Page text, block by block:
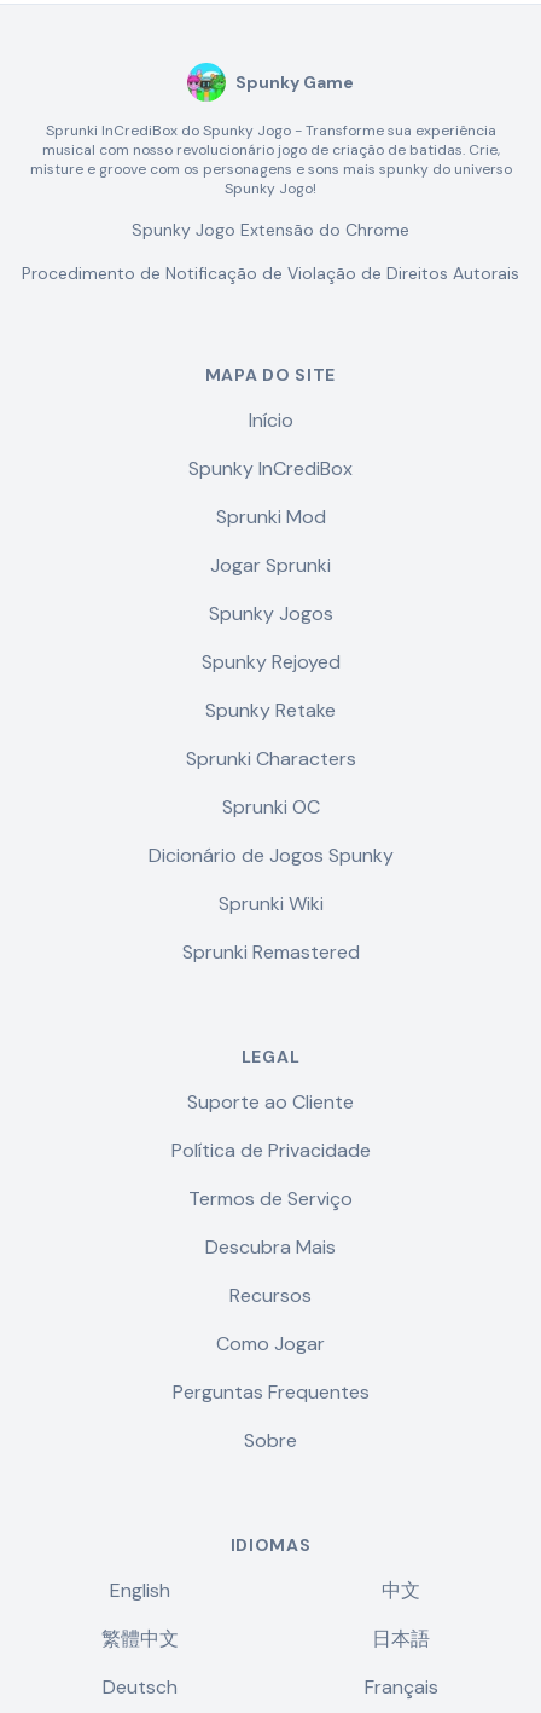
Spunky Game
Sprunki InCrediBox do Spunky Jogo - Transforme sua experiência
musical com nosso revolucionário jogo de criação de batidas. Crie,
misture e groove com os personagens e sons mais spunky do universo
Spunky Jogo!
Spunky Jogo Extensão do Chrome
Procedimento de Notificação de Violação de Direitos Autorais
MAPA DO SITE
Início
Spunky InCrediBox
Sprunki Mod
Jogar Sprunki
Spunky Jogos
Spunky Rejoyed
Spunky Retake
Sprunki Characters
Sprunki OC
Dicionário de Jogos Spunky
Sprunki Wiki
Sprunki Remastered
LEGAL
Suporte ao Cliente
Política de Privacidade
Termos de Serviço
Descubra Mais
Recursos
Como Jogar
Perguntas Frequentes
Sobre
IDIOMAS
English
中文
繁體中文
日本語
Deutsch
Français